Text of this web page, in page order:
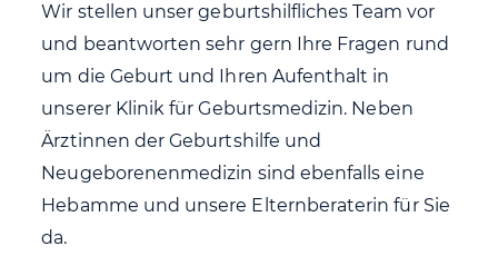
Wir stellen unser geburtshilfliches Team vor
und beantworten sehr gern Ihre Fragen rund
um die Geburt und Ihren Aufenthalt in
unserer Klinik für Geburtsmedizin. Neben
Ärztinnen der Geburtshilfe und
Neugeborenenmedizin sind ebenfalls eine
Hebamme und unsere Elternberaterin für Sie
da.